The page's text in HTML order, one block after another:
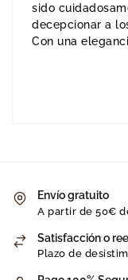
sido
decepcionar a
Con una
Le ofrecemos
refinada y
Elige entre
hombres,
primavera,
accesorios
Nuestra
Envío gratuito
A partir de 50€
Satisfacción o
Plazo de